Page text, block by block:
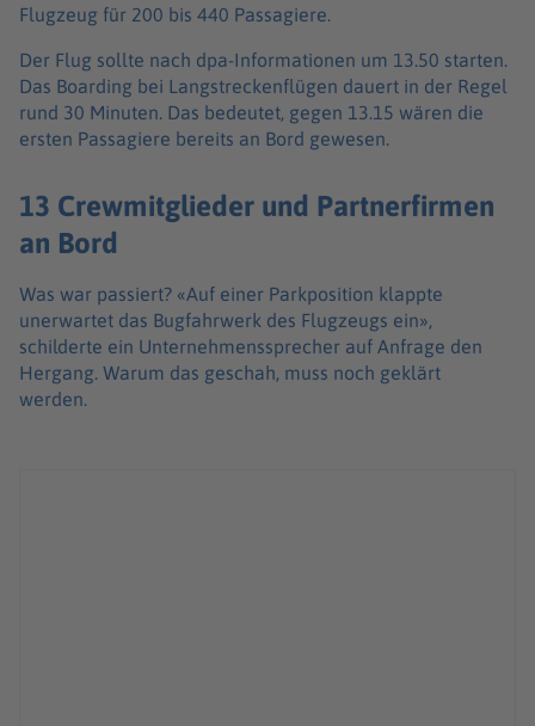
Flugzeug für 200 bis 440 Passagiere.
Der Flug sollte nach dpa-Informationen um 13.50 starten.
Das Boarding bei Langstreckenflügen dauert in der Regel
rund 30 Minuten. Das bedeutet, gegen 13.15 wären die
ersten Passagiere bereits an Bord gewesen.
13 Crewmitglieder und Partnerfirmen
an Bord
Was war passiert? «Auf einer Parkposition klappte
unerwartet das Bugfahrwerk des Flugzeugs ein»,
schilderte ein Unternehmenssprecher auf Anfrage den
Hergang. Warum das geschah, muss noch geklärt
werden.